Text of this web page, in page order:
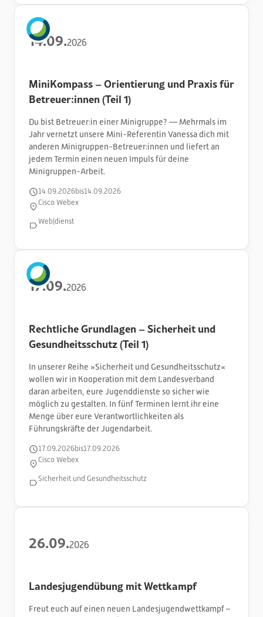
14.09.2026
MiniKompass – Orientierung und Praxis für
Betreuer:innen (Teil 1)
Du bist Betreuer:in einer Minigruppe? — Mehrmals im
Jahr vernetzt unsere Mini-Referentin Vanessa dich mit
anderen Minigruppen-Betreuer:innen und liefert an
jedem Termin einen neuen Impuls für deine
Minigruppen-Arbeit.
14.09.2026bis14.09.2026
Cisco Webex
Web|dienst
17.09.2026
Rechtliche Grundlagen – Sicherheit und
Gesundheitsschutz (Teil 1)
In unserer Reihe »Sicherheit und Gesundheitsschutz«
wollen wir in Kooperation mit dem Landesverband
daran arbeiten, eure Jugenddienste so sicher wie
möglich zu gestalten. In fünf Terminen lernt ihr eine
Menge über eure Verantwortlichkeiten als
Führungskräfte der Jugendarbeit.
17.09.2026bis17.09.2026
Cisco Webex
Sicherheit und Gesundheitsschutz
26.09.2026
Landesjugendübung mit Wettkampf
Freut euch auf einen neuen Landesjugendwettkampf –